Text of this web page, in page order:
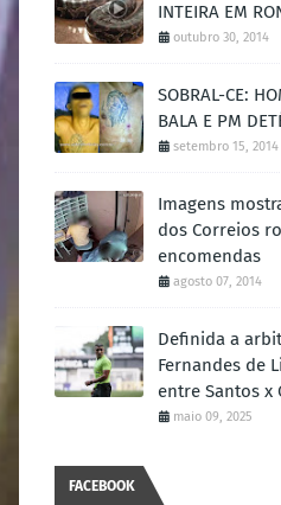
INTEIRA EM
outubro 30, 2014
SOBRAL-CE:
BALA E PM
setembro 15, 2014
Imagens
dos Correios
encomendas
agosto 07, 2014
Definida a
Fernandes de
entre Santos x
maio 09, 2025
FACEBOOK